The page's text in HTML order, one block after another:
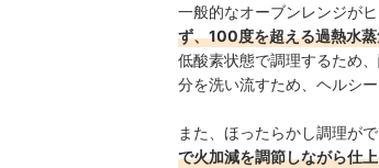
一般的なオーブンレンジが
ず、100度を超える過熱水
低酸素状態で調理するため
分を洗い流すため、ヘルシー
また、ほったらかし調理が
で火加減を調節しながら仕